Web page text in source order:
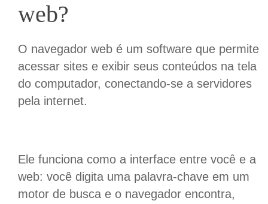
web?
O navegador web é um software que permite
acessar sites e exibir seus conteúdos na tela
do computador, conectando-se a servidores
pela internet.
Ele funciona como a interface entre você e a
web: você digita uma palavra-chave em um
motor de busca e o navegador encontra,